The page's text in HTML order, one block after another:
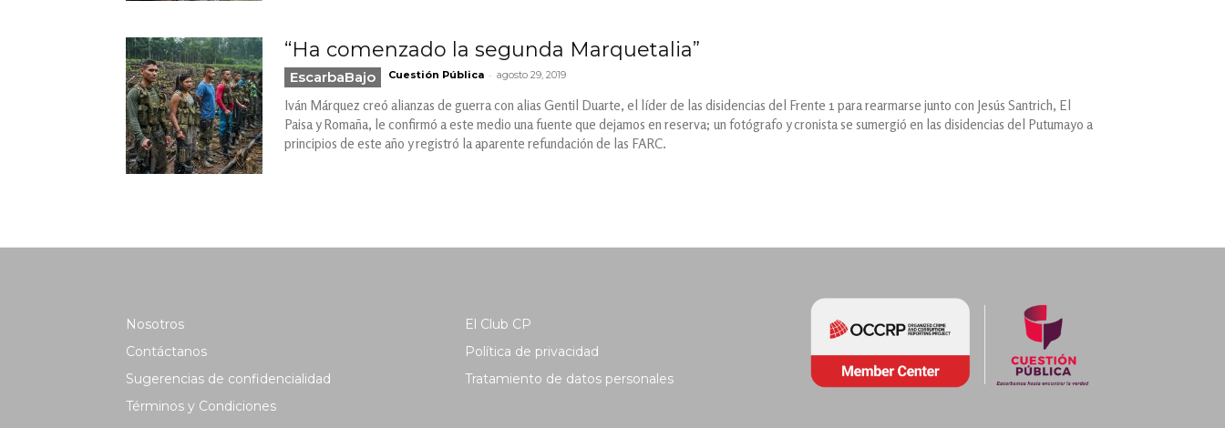
“Ha comenzado la segunda Marquetalia”
EscarbaBajo Cuestión Pública - agosto 29, 2019
Iván Márquez creó alianzas de guerra con alias Gentil Duarte, el líder de las disidencias del Frente 1 para rearmarse junto con Jesús Santrich, El
Paisa y Romaña, le confirmó a este medio una fuente que dejamos en reserva; un fotógrafo y cronista se sumergió en las disidencias del Putumayo a
principios de este año y registró la aparente refundación de las FARC.
Nosotros
Contáctanos
Sugerencias de confidencialidad
Términos y Condiciones
El Club CP
Política de privacidad
Tratamiento de datos personales